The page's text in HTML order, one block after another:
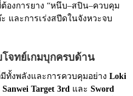
องการยาง “หนึบ–สปิน–ควบคุม
และการเร่งสปีดในจังหวะจบ
จทย์เกมบุกครบด้าน
ทั้งพลังและการควบคุมอย่าง Loki
Sanwei Target 3rd และ Sword